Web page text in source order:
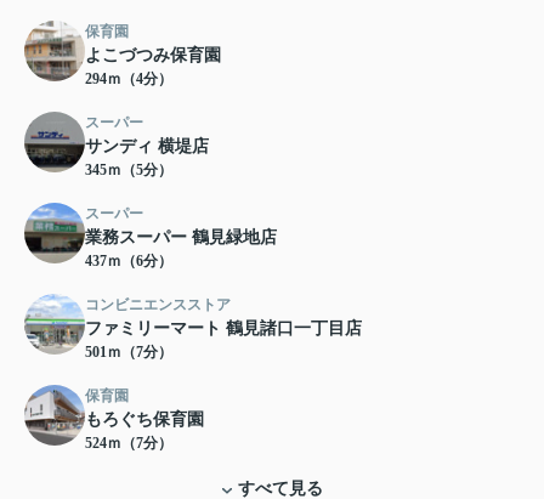
保育園
よこづつみ保育園
294ｍ（4分）
スーパー
サンディ 横堤店
345ｍ（5分）
スーパー
業務スーパー 鶴見緑地店
437ｍ（6分）
コンビニエンスストア
ファミリーマート 鶴見諸口一丁目店
501ｍ（7分）
保育園
もろぐち保育園
524ｍ（7分）
すべて見る